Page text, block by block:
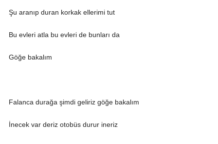
Şu aranıp duran korkak ellerimi tut
Bu evleri atla bu evleri de bunları da
Göğe bakalım
Falanca durağa şimdi geliriz göğe bakalım
İnecek var deriz otobüs durur ineriz